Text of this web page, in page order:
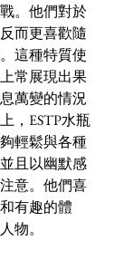
。他們對於
而更喜歡隨
這種特質使
常展現出果
萬變的情況
，ESTP水瓶
輕鬆與各種
且以幽默感
意。他們喜
有趣的體
物。